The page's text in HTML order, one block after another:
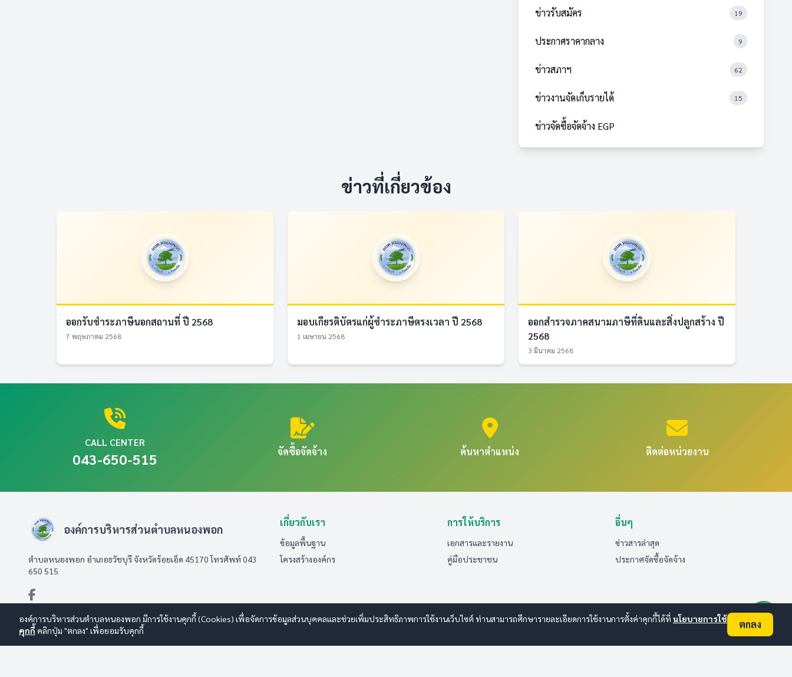
ข่าวรับสมัคร 19
ประกาศราคากลาง 9
ข่าวสภาฯ 62
ข่าวงานจัดเก็บรายได้ 15
ข่าวจัดซื้อจัดจ้าง EGP
ข่าวที่เกี่ยวข้อง
ออกรับชำระภาษีนอกสถานที่ ปี 2568
7 พฤษภาคม 2568
มอบเกียรติบัตรแก่ผู้ชำระภาษีตรงเวลา ปี 2568
1 เมษายน 2568
ออกสำรวจภาคสนามภาษีที่ดินและสิ่งปลูกสร้าง ปี
2568
3 มีนาคม 2568
CALL CENTER
043-650-515 จัดซื้อจัดจ้าง ค้นหาตำแหน่ง ติดต่อหน่วยงาน
องค์การบริหารส่วนตำบลหนองพอก
ตำบลหนองพอก อำเภอธวัชบุรี จังหวัดร้อยเอ็ด 45170 โทรศัพท์ 043
650 515
เกี่ยวกับเรา
ข้อมูลพื้นฐาน
โครงสร้างองค์กร
การให้บริการ
เอกสารและรายงาน
คู่มือประชาชน
อื่นๆ
ข่าวสารล่าสุด
ประกาศจัดซื้อจัดจ้าง
องค์การบริหารส่วนตำบลหนองพอก มีการใช้งานคุกกี้ (Cookies) เพื่อจัดการข้อมูลส่วนบุคคลและช่วยเพิ่มประสิทธิภาพการใช้งานเว็บไซต์ ท่านสามารถศึกษารายละเอียดการใช้งานการตั้งค่าคุกกี้ได้ที่ นโยบายการใช้
คุกกี้ คลิกปุ่ม "ตกลง" เพื่อยอมรับคุกกี้ ตกลง